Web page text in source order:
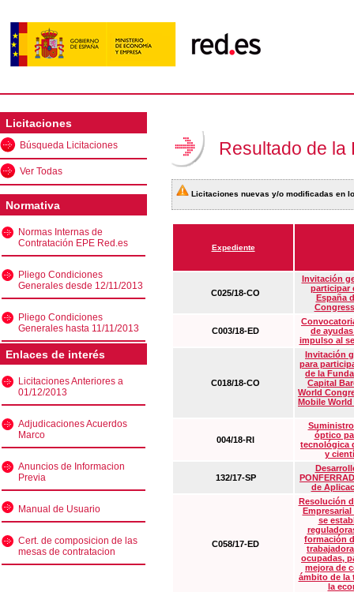
Licitaciones
Búsqueda Licitaciones
Ver Todas
Normativa
Normas Internas de
Contratación EPE Red.es
Pliego Condiciones
Generales desde 12/11/2013
Pliego Condiciones
Generales hasta 11/11/2013
Enlaces de interés
Licitaciones Anteriores a
01/12/2013
Adjudicaciones Acuerdos
Marco
Anuncios de Informacion
Previa
Manual de Usuario
Cert. de composicion de las
mesas de contratacion
Resultado de la
Licitaciones nuevas y/o modificadas en
Expediente
C025/18-CO
Invitación
participar
España
C003/18-ED
de
impulso al
C018/18-CO
Invitación
para
de la
Capital
World
Mobile
004/18-RI
óptico
tecnológica
y
132/17-SP
de
C058/17-ED
Resolución
Empresarial
se
formación
ocupadas,
mejora de
ámbito de la
la